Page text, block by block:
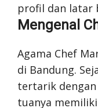
profil dan latar
Mengenal
Agama Chef
di Bandung.
tertarik
tuanya